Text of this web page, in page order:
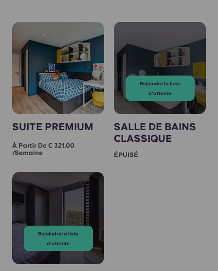
SUITE PREMIUM
À Partir De € 321.00
/semaine
Rejoindre la liste
d'attente
SALLE DE BAINS
CLASSIQUE
ÉPUISÉ
Rejoindre la liste
d'attente